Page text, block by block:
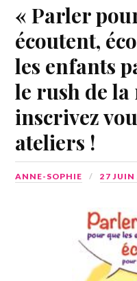
« Parler
écoutent,
les enfants
le rush de
inscrivez
ateliers !
ANNE-SOPHIE 27 JUIN